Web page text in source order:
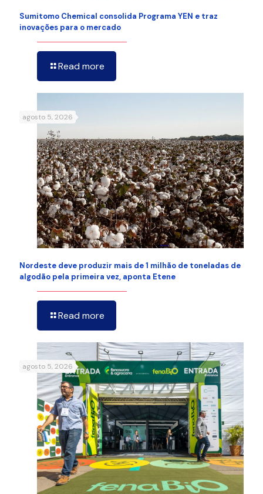
Sumitomo Chemical consolida Programa YEN e traz
inovações para o mercado
Read more
agosto 5, 2026
Nordeste deve produzir mais de 1 milhão de toneladas de
algodão pela primeira vez, aponta Etene
Read more
agosto 5, 2026